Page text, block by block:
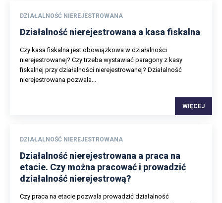
DZIAŁALNOŚĆ NIEREJESTROWANA
Działalność nierejestrowana a kasa fiskalna
Czy kasa fiskalna jest obowiązkowa w działalności
nierejestrowanej? Czy trzeba wystawiać paragony z kasy
fiskalnej przy działalności nierejestrowanej? Działalność
nierejestrowana pozwala...
WIĘCEJ
DZIAŁALNOŚĆ NIEREJESTROWANA
Działalność nierejestrowana a praca na
etacie. Czy można pracować i prowadzić
działalność nierejestrową?
Czy praca na etacie pozwala prowadzić działalność